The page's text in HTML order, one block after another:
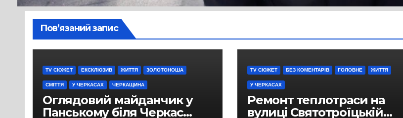
Пов’язаний запис
TV СЮЖЕТ ЕКСКЛЮЗИВ ЖИТТЯ ЗОЛОТОНОША
СМІТТЯ У ЧЕРКАСАХ ЧЕРКАЩИНА
Оглядовий майданчик у
Панському біля Черкас
TV СЮЖЕТ БЕЗ КОМЕНТАРІВ ГОЛОВНЕ ЖИТТЯ
У ЧЕРКАСАХ
Ремонт теплотраси на
вулиці Святотроїцькій